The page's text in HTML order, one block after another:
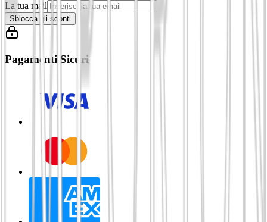
La tua mail
Sblocca gli sconti
Pagamenti Sicuri